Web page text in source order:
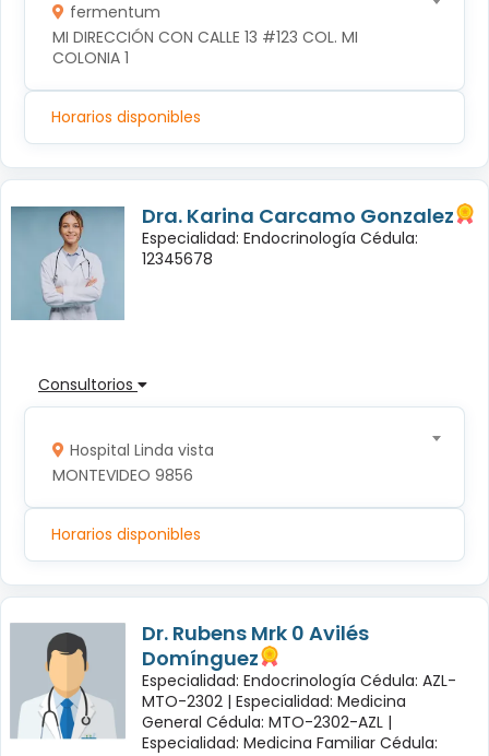
fermentum
MI DIRECCIÓN CON CALLE 13 #123 COL. MI
COLONIA 1
Horarios disponibles
Dra. Karina Carcamo Gonzalez
Especialidad: Endocrinología Cédula:
12345678
Consultorios
Hospital Linda vista
MONTEVIDEO 9856
Horarios disponibles
Dr. Rubens Mrk 0 Avilés
Domínguez
Especialidad: Endocrinología Cédula: AZL-
MTO-2302 | Especialidad: Medicina
General Cédula: MTO-2302-AZL |
Especialidad: Medicina Familiar Cédula: